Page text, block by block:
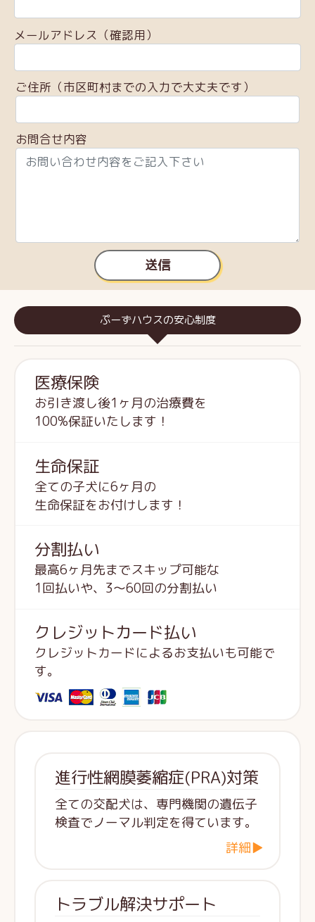
メールアドレス（確認用）
ご住所（市区町村までの入力で大丈夫です）
お問合せ内容
送信
ぷーずハウスの安心制度
医療保険
お引き渡し後1ヶ月の治療費を
100%保証いたします！
生命保証
全ての子犬に6ヶ月の
生命保証をお付けします！
分割払い
最高6ヶ月先までスキップ可能な
1回払いや、3～60回の分割払い
クレジットカード払い
クレジットカードによるお支払いも可能で
す。
進行性網膜萎縮症(PRA)対策
全ての交配犬は、専門機関の遺伝子
検査でノーマル判定を得ています。
詳細▶
トラブル解決サポート